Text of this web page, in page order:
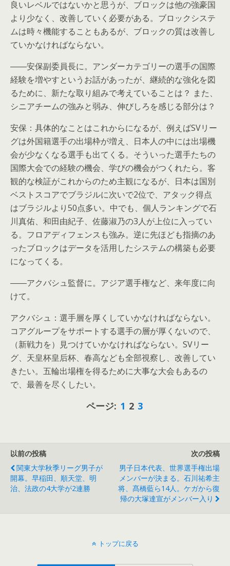
良いレベルではないかと思うが、ブロックは他の強豪国
より少なく、改善していく必要がある。ブロックシステ
ムは時々機能することもあるが、ブロックの質は改善し
ていかなければならない。
――安保副委員長に。アンダーカテゴリーの選手の国際
経験を増やすというお話があったが、継続的な強化を図
るために、新たな取り組みで考えていることは？ また、
シニアチームの強みと弱み、伸びしろを感じる部分は？
安保：具体的なことはこれからになるが、例えばSVリー
グは外国籍選手の出場枠が増え、日本人の中には出場機
会が少なくなる選手も出てくる。そういった選手たちの
国際大会での経験の機会、学びの機会がつくれたら。客
観的な検証がこれからのため主観になるが、日本は国別
ベストスコアでブラジルに次いで2位で、アタック得点
はブラジルより50点多い。中でも、個人ランキングで石
川真佑、和田由紀子、佐藤淑乃の3人が上位に入ってい
る。フロアディフェンスも強み。逆に先ほども指摘のあ
ったブロックはデータを活用したシステムの構築も必要
になってくる。
――アクバシュ監督に。アジア選手権など、来年度に向
けて。
アクバシュ：選手層を厚くしていかなければならない。
コアグループをサポートする選手の層が厚くないので、
（新戦力を）見つけていかなければならない。SVリー
グ、天皇杯皇后杯、春高なども全部視察し、改善してい
きたい。五輪出場権を得るために大事な大会もあるの
で、最善を尽くしたい。
ページ: 1 2 3
以前の投稿
関東大学秋季リーグ男子が
開幕。早稲田、順天堂、明
治、法政の4大学が2連勝
次の投稿
男子日本代表、世界選手権出場
メンバーが決まる。石川祐希主
将、髙橋藍ら14人。ケガから復
帰の大塚達宣がメンバー入り
トップに戻る